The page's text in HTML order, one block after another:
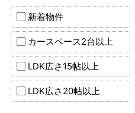
新着物件
カースペース2台以上
LDK広さ15帖以上
LDK広さ20帖以上